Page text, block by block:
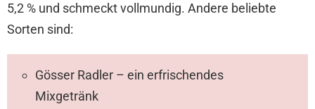
5,2 % und schmeckt vollmundig. Andere beliebte
Sorten sind:
Gösser Radler – ein erfrischendes
Mixgetränk